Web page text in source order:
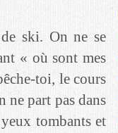
de ski. On ne se
« où sont mes
toi, le cours
part pas dans
tombants et